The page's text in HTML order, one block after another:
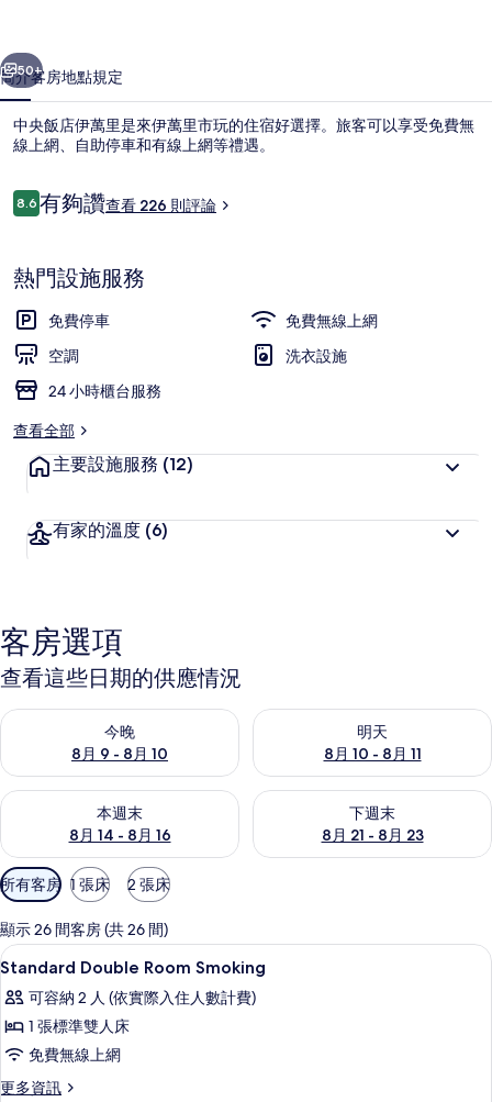
的
相
片
外觀
個 下一個
50+
簡介客房地點規定
中央飯店伊萬里是來伊萬里市玩的住宿好選擇。旅客可以享受免費無
線上網、自助停車和有線上網等禮遇。
評
論
8.68.6 分，滿分 10 分，
有夠讚查看 226 則評論
熱門設施服務
免費停車
免費無線上網
空調
洗衣設施
24 小時櫃台服務
查看全部
主要設施服務 (12)
有家的溫度 (6)
客房選項
查看這些日期的供應情況
今晚
8月 9 - 8月 10
查看今晚 (8月 9 - 8月 10) 的供應情況
明天
8月 10 - 8月 11
查看明天 (8月 10 - 8月 11) 的
本週末
8月 14 - 8月 16
查看本週末 (8月 14 - 8月 16) 的供應情況
下週末
8月 21 - 8月 23
查看下週末 (8月 21 - 8月 23)
可
用
的
客
房
篩
選
條
所有客房 1 張床 2 張床
顯示 26 間客房 (共 26 間)
顯
示
Standard
Double
Room
Smoking
書桌、遮光布/窗簾、熨斗/熨衣板、免
1
Standard Double Room Smoking
可容納 2 人 (依實際入住人數計費)
1 張標準雙人床
免費無線上網
更多資訊
更